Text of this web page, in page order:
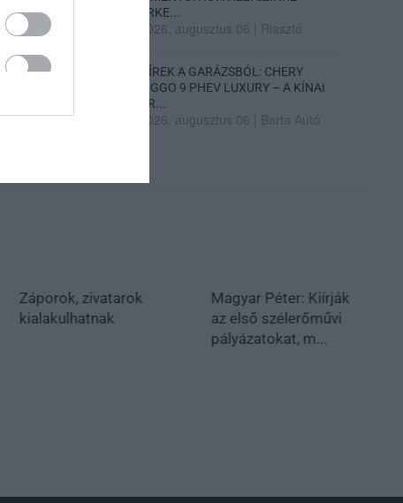
ÉRKE...
2026. augusztus 06 Riasztó
HÍREK A GARÁZSBÓL: CHERY
TIGGO 9 PHEV LUXURY – A KÍNAI
PR...
2026. augusztus 06 Barta Autó
Záporok, zivatarok
kialakulhatnak
Magyar Péter: Kiírják
az első szélerőművi
pályázatokat, m...